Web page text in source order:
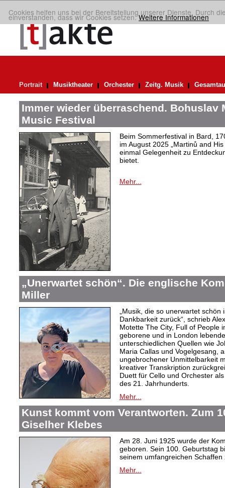
Cookies helfen uns bei der Bereitstellung unserer Dienste. Durch
einverstanden, dass wir Cookies setzen.Weitere Informationen
Portrait Musiktheater Orchester Zeitg. Musik
Immer wieder überraschend. Bohuslav
Music Festival
Beim Sommerfestival in Bard,
im August 2025 „Martinů and
einmal Gelegenheit zu
bietet.
Mehr...
„Unerwartet schön“. Die englische
Miller
„Musik, die so unerwartet
Dankbarkeit zurück“, schrieb
Motette The City, Full of People
geborene und in London
unterschiedlichen Quellen wie
Maria Callas und Vogelgesang,
ungebrochener Unmittelbarkeit
kreativer Transkription
Duett für Cello und Orchester
des 21. Jahrhunderts.
Mehr...
Kunst kommt vom Verantworten. Zum
Giselher Klebes
Am 28. Juni 1925 wurde der
geboren. Sein 100. Geburtstag
seinem umfangreichen Schaffen
Mehr...